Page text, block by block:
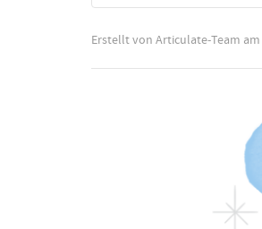
Erstellt von Articulate-Team am